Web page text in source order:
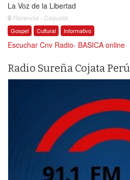
La Voz de la Libertad
Florencia - Caqueta
Gospel Cultural Informativo
Escuchar Cnv Radio- BASICA online
Radio Sureña Cojata Perú